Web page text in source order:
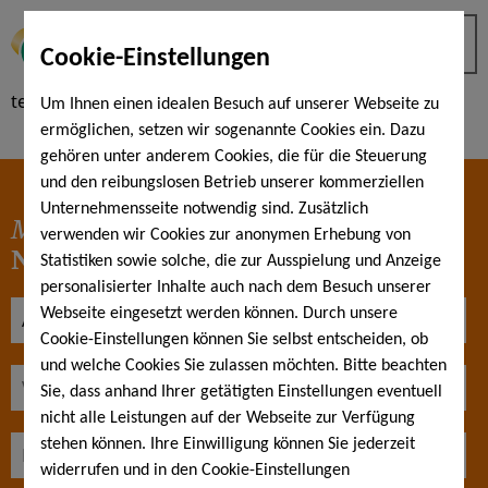
Cookie-Einstellungen
Um Ihnen einen idealen Besuch auf unserer Webseite zu
ermöglichen, setzen wir sogenannte Cookies ein. Dazu
gehören unter anderem Cookies, die für die Steuerung
und den reibungslosen Betrieb unserer kommerziellen
Unternehmensseite notwendig sind. Zusätzlich
verwenden wir Cookies zur anonymen Erhebung von
Statistiken sowie solche, die zur Ausspielung und Anzeige
personalisierter Inhalte auch nach dem Besuch unserer
Webseite eingesetzt werden können. Durch unsere
Cookie-Einstellungen können Sie selbst entscheiden, ob
und welche Cookies Sie zulassen möchten. Bitte beachten
Sie, dass anhand Ihrer getätigten Einstellungen eventuell
nicht alle Leistungen auf der Webseite zur Verfügung
stehen können. Ihre Einwilligung können Sie jederzeit
widerrufen und in den Cookie-Einstellungen
test
Melden Sie sich fürunseren
Newsletteran